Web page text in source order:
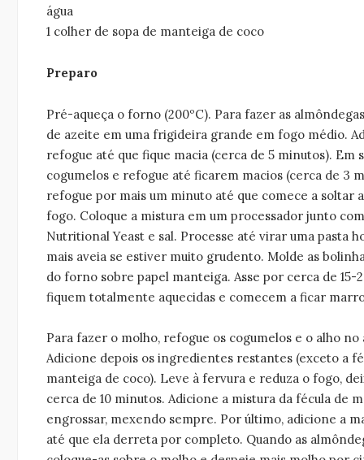
água
1 colher de sopa de manteiga de coco
Preparo
Pré-aqueça o forno (200ºC). Para fazer as
de azeite em uma frigideira grande em fogo médio.
refogue até que fique macia (cerca de 5 minutos). Em
cogumelos e refogue até ficarem macios (cerca de 3
refogue por mais um minuto até que comece a soltar
fogo. Coloque a mistura em um processador junto
Nutritional Yeast e sal. Processe até virar uma pasta
mais aveia se estiver muito grudento. Molde as
do forno sobre papel manteiga. Asse por cerca de 15-
fiquem totalmente aquecidas e comecem a ficar
Para fazer o molho, refogue os cogumelos e o alho
Adicione depois os ingredientes restantes (exceto a
manteiga de coco). Leve à fervura e reduza o fogo,
cerca de 10 minutos. Adicione a mistura da fécula de
engrossar, mexendo sempre. Por último, adicione a
até que ela derreta por completo. Quando as